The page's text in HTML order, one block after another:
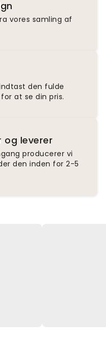
vores samling af
den fulde
at se din pris.
og leverer
producerer vi
den inden for 2-5